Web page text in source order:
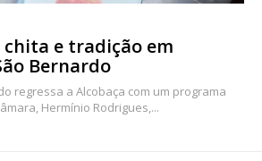
chita e tradição em
Bernardo
regressa a Alcobaça com um programa
Hermínio Rodrigues,...